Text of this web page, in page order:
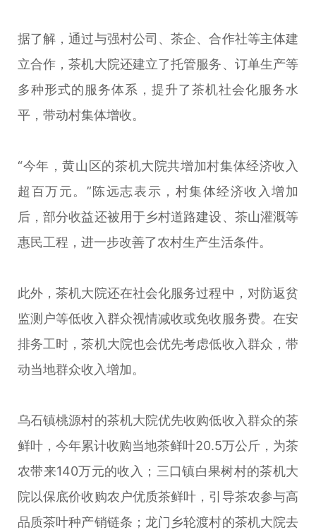
据了解，通过与强村公司、茶企、合作社等主体建
立合作，茶机大院还建立了托管服务、订单生产等
多种形式的服务体系，提升了茶机社会化服务水
平，带动村集体增收。
“今年，黄山区的茶机大院共增加村集体经济收入
超百万元。”陈远志表示，村集体经济收入增加
后，部分收益还被用于乡村道路建设、茶山灌溉等
惠民工程，进一步改善了农村生产生活条件。
此外，茶机大院还在社会化服务过程中，对防返贫
监测户等低收入群众视情减收或免收服务费。在安
排务工时，茶机大院也会优先考虑低收入群众，带
动当地群众收入增加。
乌石镇桃源村的茶机大院优先收购低收入群众的茶
鲜叶，今年累计收购当地茶鲜叶20.5万公斤，为茶
农带来140万元的收入；三口镇白果树村的茶机大
院以保底价收购农户优质茶鲜叶，引导茶农参与高
品质茶叶种产销链条；龙门乡轮渡村的茶机大院去